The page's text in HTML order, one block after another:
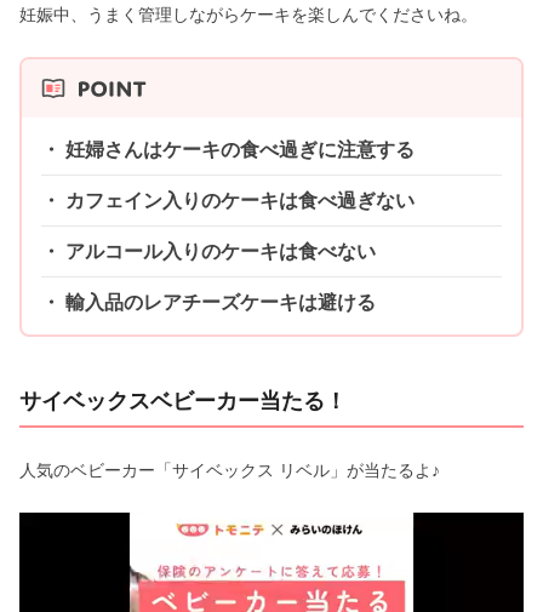
妊娠中、うまく管理しながらケーキを楽しんでくださいね。
妊婦さんはケーキの食べ過ぎに注意する
カフェイン入りのケーキは食べ過ぎない
アルコール入りのケーキは食べない
輸入品のレアチーズケーキは避ける
サイベックスベビーカー当たる！
人気のベビーカー「サイベックス リベル」が当たるよ♪